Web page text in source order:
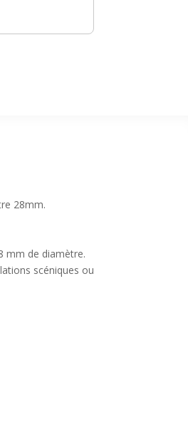
28mm.
mm de diamètre.
scéniques ou